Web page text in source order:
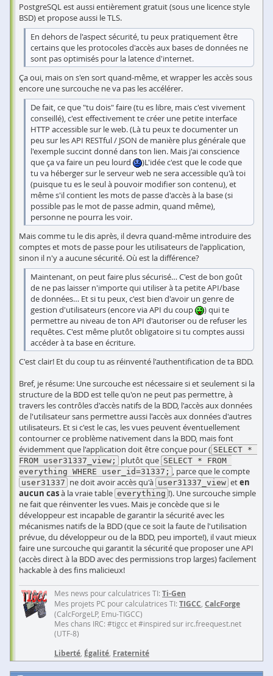
PostgreSQL est aussi entièrement gratuit (sous une licence style
BSD) et propose aussi le TLS.
En dehors de l'aspect sécurité, tu peux pratiquement être
certains que les protocoles d'accès aux bases de données ne
sont pas optimisés pour la latence d'internet.
Ça oui, mais on s'en sort quand-même, et wrapper les accès sous
encore une surcouche ne va pas les accélérer.
De fait, ce que "tu dois" faire (tu es libre, mais c'est vivement
conseillé), c'est effectivement te créer une petite interface
HTTP accessible sur le web. (Là tu peux te documenter un
peu sur les API RESTful / JSON de manière plus générale que
l'exemple succint donné dans ton lien. Mais j'ai conscience
que ça va faire un peu lourd
)L'idée c'est que le code que
tu va héberger sur le serveur web ne sera accessible qu'à toi
(puisque tu es le seul à pouvoir modifier son contenu), et
même s'il contient les mots de passe d'accès à la base (si
possible pas le mot de passe admin, quand même),
personne ne pourra les voir.
Mais comme tu le dis après, il devra quand-même introduire des
comptes et mots de passe pour les utilisateurs de l'application,
sinon il n'y a aucune sécurité. Où est la différence?
Maintenant, on peut faire plus sécurisé… C'est de bon goût
de ne pas laisser n'importe qui utiliser à ta petite API/base
de données… Et si tu peux, c'est bien d'avoir un genre de
gestion d'utilisateurs (encore via API du coup
) qui te
permettre au niveau de ton API d'autoriser ou de refuser les
requêtes. C'est même plutôt obligatoire si tu comptes aussi
accéder à ta base en écriture.
C'est clair! Et du coup tu as réinventé l'authentification de ta BDD.
Bref, je résume: Une surcouche est nécessaire si et seulement si la
structure de la BDD est telle qu'on ne peut pas permettre, à
travers les contrôles d'accès natifs de la BDD, l'accès aux données
de l'utilisateur sans permettre aussi l'accès aux données d'autres
utilisateurs. Et si c'est le cas, les vues peuvent éventuellement
contourner ce problème nativement dans la BDD, mais font
évidemment que l'application doit être conçue pour ( SELECT *
FROM user31337_view;
plutôt que SELECT * FROM
everything WHERE user_id=31337; , parce que le compte
user31337 ne doit avoir accès qu'à user31337_view eten
aucun casà la vraie table everything !). Une surcouche simple
ne fait que réinventer les vues. Mais je concède que si le
développeur est incapable de garantir la sécurité avec les
mécanismes natifs de la BDD (que ce soit la faute de l'utilisation
prévue, du développeur ou de la BDD, peu importe!), il vaut mieux
faire une surcouche qui garantit la sécurité que proposer une API
(accès direct à la BDD avec des permissions trop larges) facilement
hackable à des fins malicieux!
Mes news pour calculatrices TI: Ti-Gen
Mes projets PC pour calculatrices TI: TIGCC CalcForge
(CalcForgeLP, Emu-TIGCC)
Mes chans IRC: #tigcc et #inspired sur irc.freequest.net
(UTF-8)
Liberté Égalité Fraternité